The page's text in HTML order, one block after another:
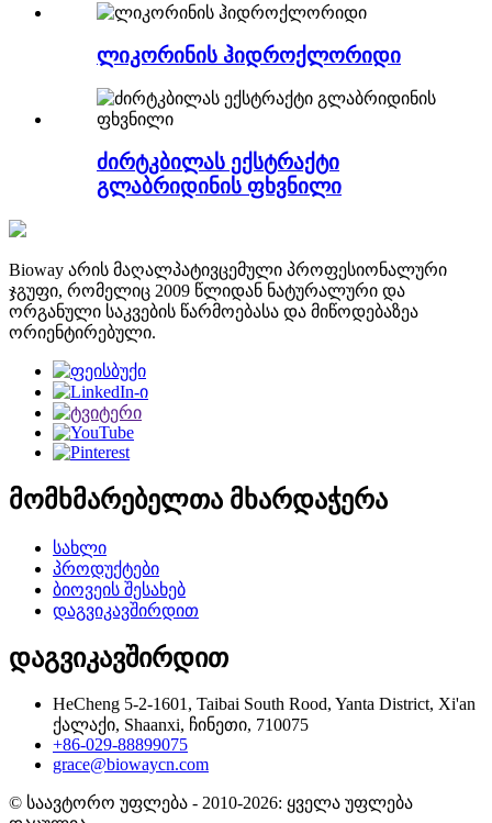
ლიკორინის ჰიდროქლორიდი
ძირტკბილას ექსტრაქტი
გლაბრიდინის ფხვნილი
Bioway არის მაღალპატივცემული პროფესიონალური
ჯგუფი, რომელიც 2009 წლიდან ნატურალური და
ორგანული საკვების წარმოებასა და მიწოდებაზეა
ორიენტირებული.
მომხმარებელთა მხარდაჭერა
სახლი
პროდუქტები
ბიოვეის შესახებ
დაგვიკავშირდით
დაგვიკავშირდით
HeCheng 5-2-1601, Taibai South Rood, Yanta District, Xi'an
ქალაქი, Shaanxi, ჩინეთი, 710075
+86-029-88899075
grace@biowaycn.com
© საავტორო უფლება - 2010-2026: ყველა უფლება